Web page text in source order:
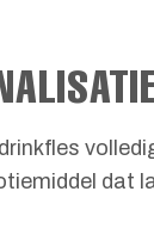
dat